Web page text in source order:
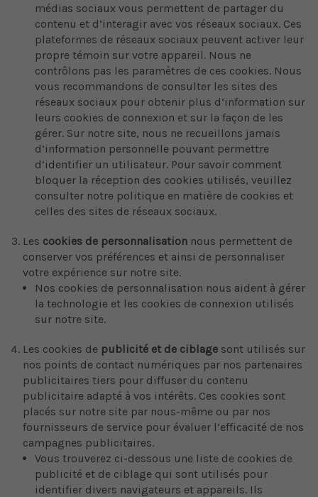
médias sociaux vous permettent de partager du
contenu et d’interagir avec vos réseaux sociaux. Ces
plateformes de réseaux sociaux peuvent activer leur
propre témoin sur votre appareil. Nous ne
contrôlons pas les paramètres de ces cookies. Nous
vous recommandons de consulter les sites des
réseaux sociaux pour obtenir plus d’information sur
leurs cookies de connexion et sur la façon de les
gérer. Sur notre site, nous ne recueillons jamais
d’information personnelle pouvant permettre
d’identifier un utilisateur. Pour savoir comment
bloquer la réception des cookies utilisés, veuillez
consulter notre politique en matière de cookies et
celles des sites de réseaux sociaux.
Les cookies de personnalisation nous permettent de
conserver vos préférences et ainsi de personnaliser
votre expérience sur notre site.
Nos cookies de personnalisation nous aident à gérer
la technologie et les cookies de connexion utilisés
sur notre site.
Les cookies de publicité et de ciblage sont utilisés sur
nos points de contact numériques par nos partenaires
publicitaires tiers pour diffuser du contenu
publicitaire adapté à vos intérêts. Ces cookies sont
placés sur notre site par nous-même ou par nos
fournisseurs de service pour évaluer l’efficacité de nos
campagnes publicitaires.
Vous trouverez ci-dessous une liste de cookies de
publicité et de ciblage qui sont utilisés pour
identifier divers navigateurs et appareils. Ils